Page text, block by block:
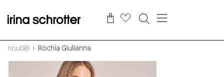
noutăți Rochia Giulianna